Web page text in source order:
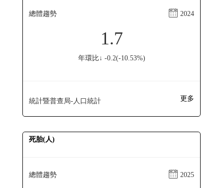
總體趨勢 2024
1.7
年環比↓ -0.2(-10.53%)
統計暨普查局-人口統計 更多
死胎(人)
總體趨勢 2025